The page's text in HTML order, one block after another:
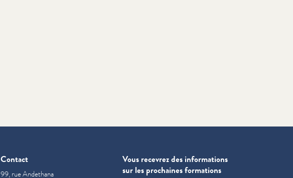
Contact
99, rue Andethana
Vous recevrez des informations
sur les prochaines formations